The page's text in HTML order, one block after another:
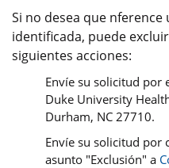
Si no desea que
identificada, puede
siguientes acciones:
Envíe su solicitud por
Duke University
Durham, NC 27710.
Envíe su solicitud por
asunto "Exclusión" a